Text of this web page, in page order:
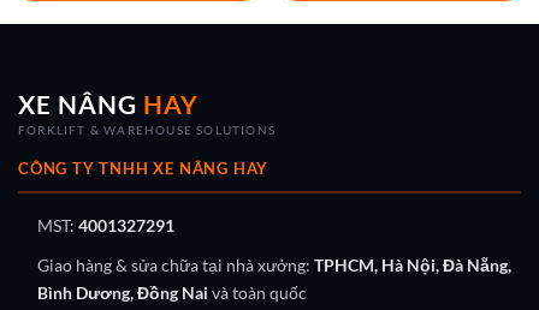
XE NÂNG HAY
FORKLIFT & WAREHOUSE SOLUTIONS
CÔNG TY TNHH XE NÂNG HAY
MST: 4001327291
Giao hàng & sửa chữa tại nhà xưởng: TPHCM, Hà Nội, Đà Nẵng,
Bình Dương, Đồng Nai và toàn quốc